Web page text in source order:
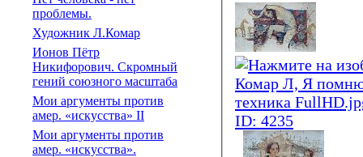
проблемы.
Художник Л.Комар
Ионов Пётр
Никифорович. Скромный
гений союзного масштаба
Мои аргументы против
амер. «искусства» II
Мои аргументы против
амер. «искусства».